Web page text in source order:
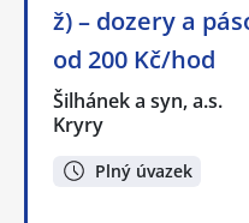
ž) – dozery a
od 200 Kč/hod
Šilhánek a syn, a.s.
Kryry
Plný úvazek